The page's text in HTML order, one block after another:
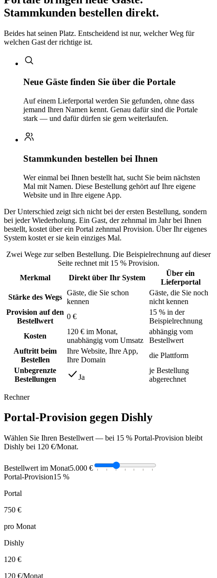
Stammkunden bestellen direkt.
Beides hat seinen Platz. Entscheidend ist nur, welcher Weg für
welchen Gast der richtige ist.
Neue Gäste finden Sie über die Portale
Auf einem Lieferportal werden Sie gefunden, ohne dass
jemand Ihren Namen kennt. Genau dafür sind die Portale
stark — und dafür dürfen sie gern weiterlaufen.
Stammkunden bestellen bei Ihnen
Wer einmal bei Ihnen bestellt hat, sucht Sie beim nächsten
Mal mit Namen. Diese Bestellung gehört auf Ihre eigene
Website und in Ihre eigene App.
Der Unterschied zeigt sich nicht bei der ersten Bestellung, sondern
bei jeder Wiederholung. Ein Gast, der zehnmal im Jahr bei Ihnen
bestellt, kostet über ein Portal zehnmal Provision. Über Ihr eigenes
System kostet er sie kein einziges Mal.
Zwei Wege zur selben Bestellung. Die Beispielrechnung auf dieser
Seite rechnet mit 15 % Provision.
Merkmal
Direkt über Ihr System
Über ein
Lieferportal
Stärke des Wegs
Gäste, die Sie schon
kennen
Gäste, die Sie noch
nicht kennen
Provision auf den
Bestellwert
0 €
15 % in der
Beispielrechnung
Kosten
120 € im Monat,
unabhängig vom Umsatz
abhängig vom
Bestellwert
Auftritt beim
Bestellen
Ihre Website, Ihre App,
Ihre Domain
die Plattform
Unbegrenzte
Bestellungen
Ja
je Bestellung
abgerechnet
Rechner
Portal-Provision gegen Dishly
Wählen Sie Ihren Bestellwert — bei 15 % Portal-Provision bleibt
Dishly bei 120 €/Monat.
Bestellwert im Monat5.000 €
Portal-Provision15 %
Portal
750 €
pro Monat
Dishly
120 €
120 €/Monat